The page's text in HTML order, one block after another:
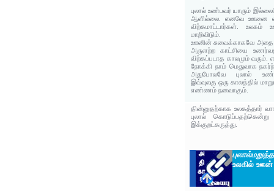
புலால் உண்பவர் யாரும்
ஆளில்லை. எனவே ஊனை
விற்கமாட்டார்கள்.
மாறிவிடும்.
ஊனின் சுவைக்காகவே
அருளற்ற காட்சியை
விற்கப்படாத காலமும் வரும்.
நோக்கி நாம் மெதுவாக
அதுபோலவே புலால்
இவ்வுலகு ஒரு காலத்தில்
எண்ணம் நனவாகும்.
தின்னுதற்காக உலகத்தார்
புலால்
இக்குறட்கருத்து.
உலகில் ஊன்